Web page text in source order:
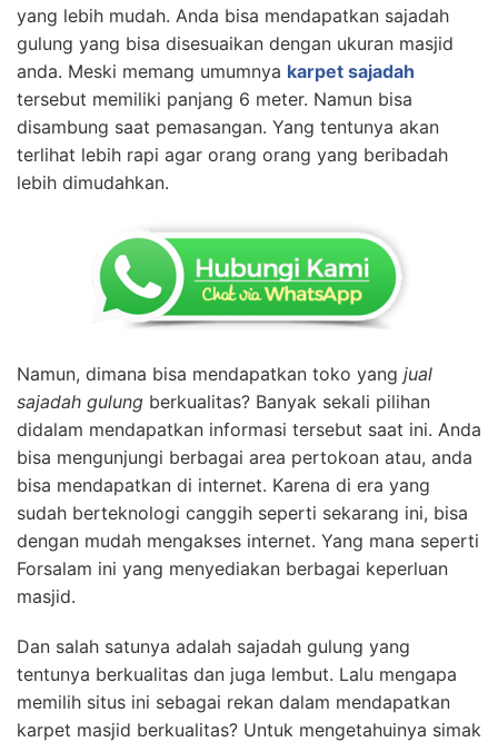
yang lebih mudah. Anda bisa mendapatkan sajadah
gulung yang bisa disesuaikan dengan ukuran masjid
anda. Meski memang umumnya karpet sajadah
tersebut memiliki panjang 6 meter. Namun bisa
disambung saat pemasangan. Yang tentunya akan
terlihat lebih rapi agar orang orang yang beribadah
lebih dimudahkan.
Namun, dimana bisa mendapatkan toko yang jual
sajadah gulung berkualitas? Banyak sekali pilihan
didalam mendapatkan informasi tersebut saat ini. Anda
bisa mengunjungi berbagai area pertokoan atau, anda
bisa mendapatkan di internet. Karena di era yang
sudah berteknologi canggih seperti sekarang ini, bisa
dengan mudah mengakses internet. Yang mana seperti
Forsalam ini yang menyediakan berbagai keperluan
masjid.
Dan salah satunya adalah sajadah gulung yang
tentunya berkualitas dan juga lembut. Lalu mengapa
memilih situs ini sebagai rekan dalam mendapatkan
karpet masjid berkualitas? Untuk mengetahuinya simak